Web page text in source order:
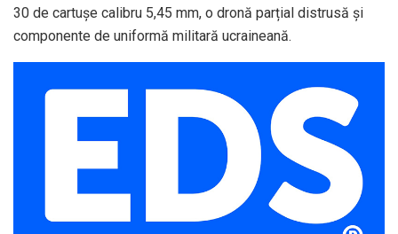
30 de cartușe calibru 5,45 mm, o dronă parțial distrusă și
componente de uniformă militară ucraineană.